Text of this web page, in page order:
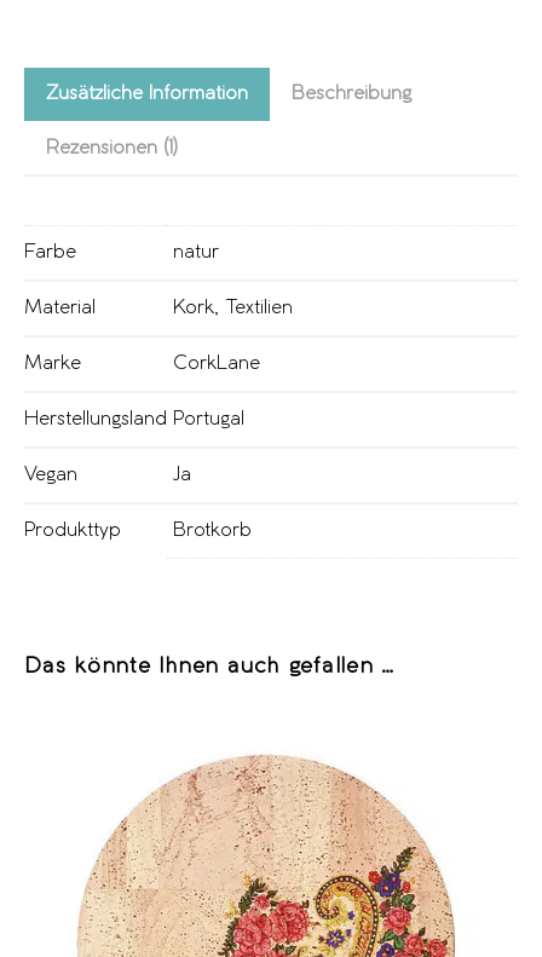
Zusätzliche Information Beschreibung
Rezensionen (1)
Farbe natur
Material Kork Textilien
Marke CorkLane
Herstellungsland Portugal
Vegan Ja
Produkttyp Brotkorb
Das könnte Ihnen auch gefallen …